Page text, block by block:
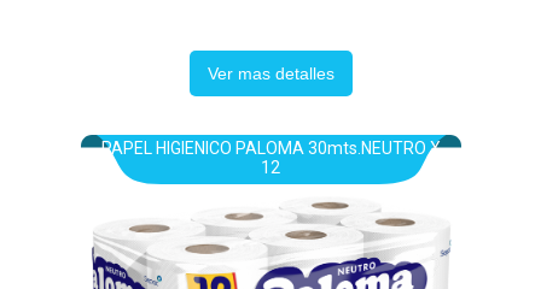
Ver mas detalles
PAPEL HIGIENICO PALOMA 30mts.NEUTRO X
12